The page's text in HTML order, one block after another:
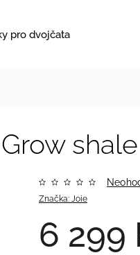
pro dvojčata
Značka: Joie
6 299